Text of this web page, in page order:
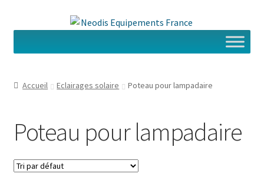
la
contenu
Accueil Eclairages solaire Poteau pour lampadaire
Poteau pour lampadaire